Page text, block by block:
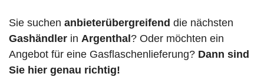
Sie suchen anbieterübergreifend die nächsten
Gashändler in Argenthal ? Oder möchten ein
Angebot für eine Gasflaschenlieferung? Dann sind
Sie hier genau richtig!